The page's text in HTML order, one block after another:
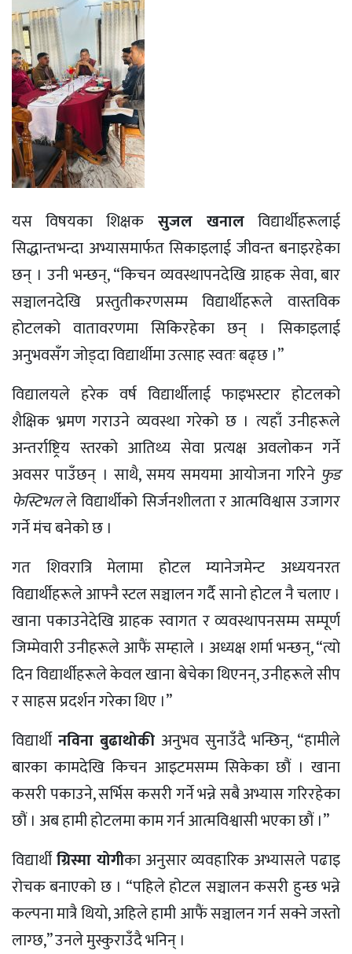
यस विषयका शिक्षक सुजल खनालविद्यार्थीहरूलाई
सिद्धान्तभन्दा अभ्यासमार्फत सिकाइलाई जीवन्त बनाइरहेका
छन् । उनी भन्छन्, “किचन व्यवस्थापनदेखि ग्राहक सेवा, बार
सञ्चालनदेखि प्रस्तुतीकरणसम्म विद्यार्थीहरूले वास्तविक
होटलको वातावरणमा सिकिरहेका छन् । सिकाइलाई
अनुभवसँग जोड्दा विद्यार्थीमा उत्साह स्वतः बढ्छ ।”
विद्यालयले हरेक वर्ष विद्यार्थीलाई फाइभस्टार होटलको
शैक्षिक भ्रमण गराउने व्यवस्था गरेको छ । त्यहाँ उनीहरूले
अन्तर्राष्ट्रिय स्तरको आतिथ्य सेवा प्रत्यक्ष अवलोकन गर्ने
अवसर पाउँछन् । साथै, समय समयमा आयोजना गरिने फुड
फेस्टिभलले विद्यार्थीको सिर्जनशीलता र आत्मविश्वास उजागर
गर्ने मंच बनेको छ ।
गत शिवरात्रि मेलामा होटल म्यानेजमेन्ट अध्ययनरत
विद्यार्थीहरूले आफ्नै स्टल सञ्चालन गर्दै सानो होटल नै चलाए ।
खाना पकाउनेदेखि ग्राहक स्वागत र व्यवस्थापनसम्म सम्पूर्ण
जिम्मेवारी उनीहरूले आफैं सम्हाले । अध्यक्ष शर्मा भन्छन्, “त्यो
दिन विद्यार्थीहरूले केवल खाना बेचेका थिएनन्, उनीहरूले सीप
र साहस प्रदर्शन गरेका थिए ।”
विद्यार्थी नविना बुढाथोकी अनुभव सुनाउँदै भन्छिन्, “हामीले
बारका कामदेखि किचन आइटमसम्म सिकेका छौं । खाना
कसरी पकाउने, सर्भिस कसरी गर्ने भन्ने सबै अभ्यास गरिरहेका
छौं । अब हामी होटलमा काम गर्न आत्मविश्वासी भएका छौं ।”
विद्यार्थीग्रिस्मा योगीका अनुसार व्यवहारिक अभ्यासले पढाइ
रोचक बनाएको छ । “पहिले होटल सञ्चालन कसरी हुन्छ भन्ने
कल्पना मात्रै थियो, अहिले हामी आफैं सञ्चालन गर्न सक्ने जस्तो
लाग्छ,” उनले मुस्कुराउँदै भनिन् ।